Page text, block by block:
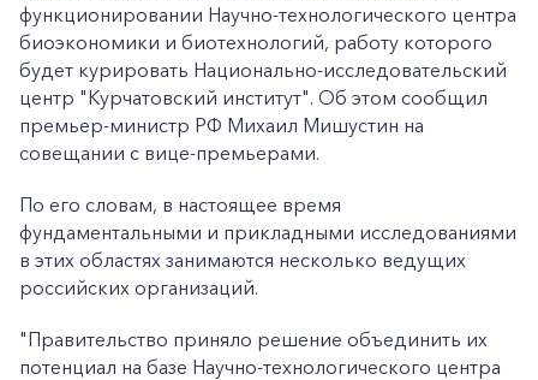
функционировании Научно-технологического центра
биоэкономики и биотехнологий, работу которого
будет курировать Национально-исследовательский
центр "Курчатовский институт". Об этом сообщил
премьер-министр РФ Михаил Мишустин на
совещании с вице-премьерами.
По его словам, в настоящее время
фундаментальными и прикладными исследованиями
в этих областях занимаются несколько ведущих
российских организаций.
"Правительство приняло решение объединить их
потенциал на базе Научно-технологического центра